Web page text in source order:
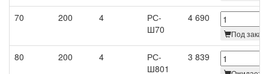
70 200 4
РС-
Ш70
4 690
Под заказ
80 200 4
РС-
Ш801
3 839